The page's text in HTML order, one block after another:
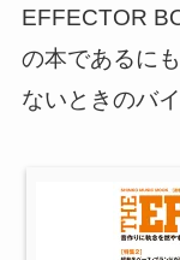
EFFECTOR
の本であるに
ないときのバ